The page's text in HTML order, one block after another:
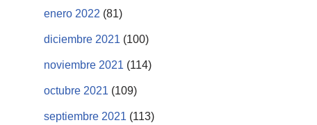
enero 2022 (81)
diciembre 2021 (100)
noviembre 2021 (114)
octubre 2021 (109)
septiembre 2021 (113)